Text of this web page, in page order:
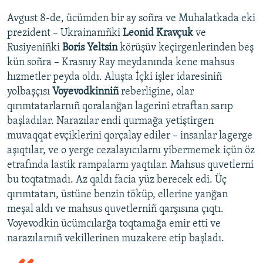
Avgust 8-de, ücümden bir ay soñra ve Muhalatkada eki
prezident – Ukrainanıñki Leonid Kravçukve
Rusiyeniñki Boris Yeltsinkörüşüv keçirgenlerinden beş
kün soñra – Krasnıy Ray meydanında kene mahsus
hızmetler peyda oldı. Aluşta İçki işler idaresiniñ
yolbaşçısı Voyevodkinniñreberligine, olar
qırımtatarlarnıñ qoralanğan lagerini etraftan sarıp
başladılar. Narazılar endi qurmağa yetiştirgen
muvaqqat evçiklerini qorçalay ediler – insanlar lagerge
aşıqtılar, ve o yerge cezalayıcılarnı yibermemek içün öz
etrafında lastik rampalarnı yaqtılar. Mahsus quvetlerni
bu toqtatmadı. Az qaldı facia yüz berecek edi. Üç
qırımtatarı, üstüne benzin töküp, ellerine yanğan
meşal aldı ve mahsus quvetlerniñ qarşısına çıqtı.
Voyevodkin ücümcılarğa toqtamağa emir etti ve
narazılarnıñ vekillerinen muzakere etip başladı.